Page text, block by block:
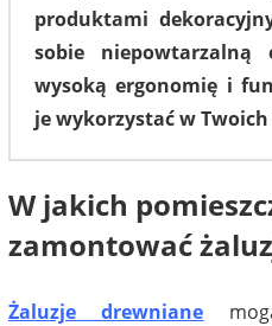
produktami
sobie
wysoką ergonomię i
je wykorzystać w
W jakich
zamontować
Żaluzje drewniane